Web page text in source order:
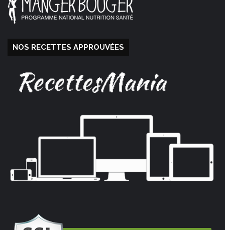
NOS RECETTES APPROUVÉES